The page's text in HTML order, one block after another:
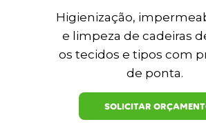
Higienização,
e limpeza de cadeiras
os tecidos e tipos com
de ponta.
SOLICITAR